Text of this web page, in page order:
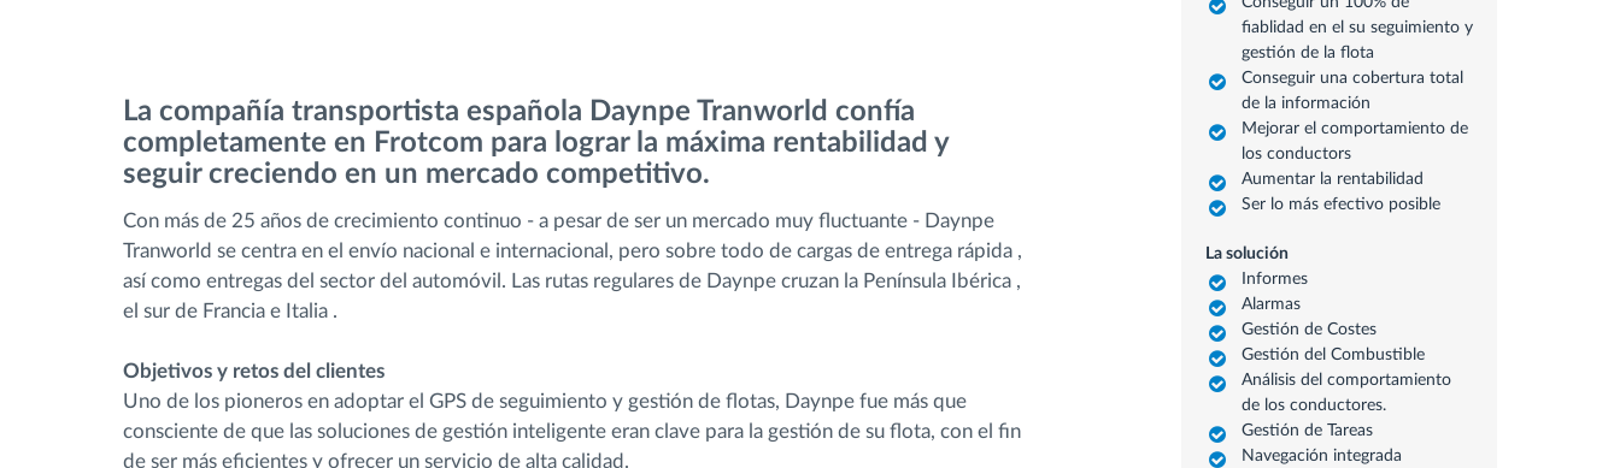
Gestión de combustible
Identificación automática del
conductor
Descubrir todas las características
La compañía transportista española Daynpe Tranworld confía
completamente en Frotcom para lograr la máxima rentabilidad y
seguir creciendo en un mercado competitivo.
Con más de 25 años de crecimiento continuo - a pesar de ser un mercado muy fluctuante - Daynpe
Tranworld se centra en el envío nacional e internacional, pero sobre todo de cargas de entrega rápida ,
así como entregas del sector del automóvil. Las rutas regulares de Daynpe cruzan la Península Ibérica ,
el sur de Francia e Italia .
Objetivos y retos del clientes
Uno de los pioneros en adoptar el GPS de seguimiento y gestión de flotas, Daynpe fue más que
consciente de que las soluciones de gestión inteligente eran clave para la gestión de su flota, con el fin
de ser más eficientes y ofrecer un servicio de alta calidad.
fiablidad en el su seguimiento y
gestión de la flota
Conseguir una cobertura total
de la información
Mejorar el comportamiento de
los conductors
Aumentar la rentabilidad
Ser lo más efectivo posible
La solución
Informes
Alarmas
Gestión de Costes
Gestión del Combustible
Análisis del comportamiento
de los conductores.
Gestión de Tareas
Navegación integrada